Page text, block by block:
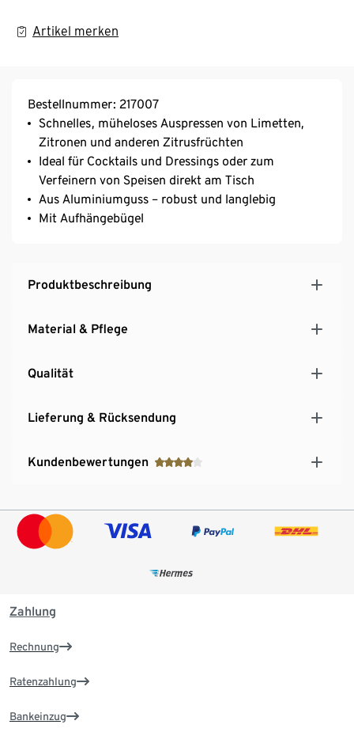
Artikel merken
Bestellnummer: 217007
Schnelles, müheloses Auspressen von Limetten,
Zitronen und anderen Zitrusfrüchten
Ideal für Cocktails und Dressings oder zum
Verfeinern von Speisen direkt am Tisch
Aus Aluminiumguss – robust und langlebig
Mit Aufhängebügel
Produktbeschreibung
Material & Pflege
Qualität
Lieferung & Rücksendung
Kundenbewertungen
Zahlung
Rechnung
Ratenzahlung
Bankeinzug